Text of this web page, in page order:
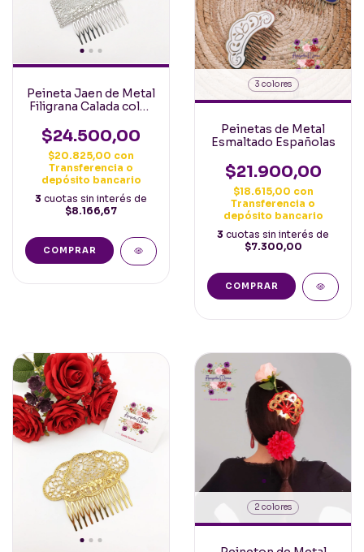
Peineta Jaen de Metal
Filigrana Calada color
$24.500,00
$20.825,00 con
Transferencia o
depósito bancario
3 cuotas sin interés de
$8.166,67
3 colores
Peinetas de Metal
Esmaltado Españolas
$21.900,00
$18.615,00 con
Transferencia o
depósito bancario
3 cuotas sin interés de
$7.300,00
COMPRAR
2 colores